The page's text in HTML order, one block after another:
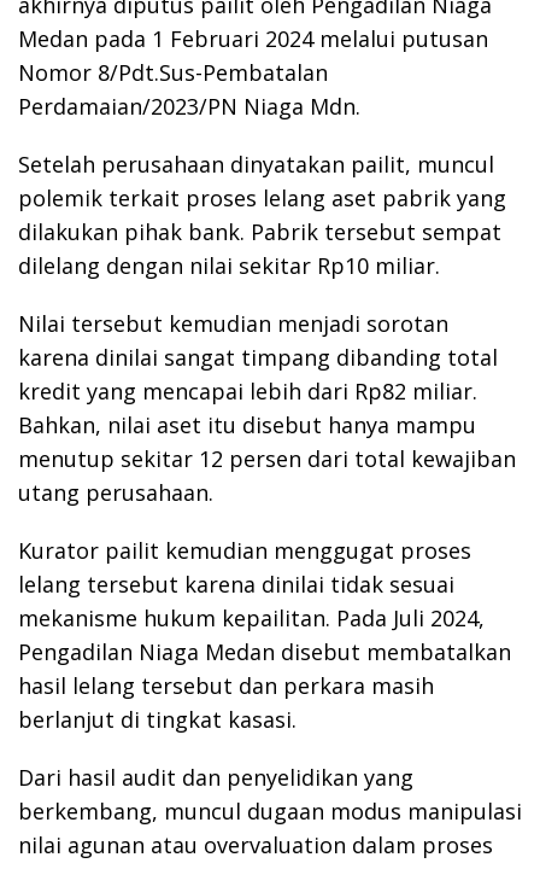
Medan pada 1 Februari 2024 melalui putusan
Nomor 8/Pdt.Sus-Pembatalan
Perdamaian/2023/PN Niaga Mdn.
Setelah perusahaan dinyatakan pailit, muncul
polemik terkait proses lelang aset pabrik yang
dilakukan pihak bank. Pabrik tersebut sempat
dilelang dengan nilai sekitar Rp10 miliar.
Nilai tersebut kemudian menjadi sorotan
karena dinilai sangat timpang dibanding total
kredit yang mencapai lebih dari Rp82 miliar.
Bahkan, nilai aset itu disebut hanya mampu
menutup sekitar 12 persen dari total kewajiban
utang perusahaan.
Kurator pailit kemudian menggugat proses
lelang tersebut karena dinilai tidak sesuai
mekanisme hukum kepailitan. Pada Juli 2024,
Pengadilan Niaga Medan disebut membatalkan
hasil lelang tersebut dan perkara masih
berlanjut di tingkat kasasi.
Dari hasil audit dan penyelidikan yang
berkembang, muncul dugaan modus manipulasi
nilai agunan atau overvaluation dalam proses